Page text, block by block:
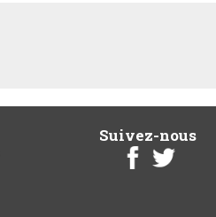
Suivez-nous